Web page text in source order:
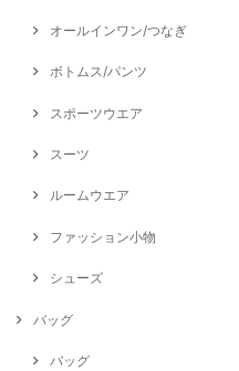
オールインワン/つなぎ
ボトムス/パンツ
スポーツウエア
スーツ
ルームウエア
ファッション小物
シューズ
バッグ
バッグ